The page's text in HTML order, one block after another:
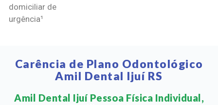
domiciliar de
urgência¹
Carência de Plano Odontológico
Amil Dental Ijuí RS
Amil Dental Ijuí Pessoa Física Individual,